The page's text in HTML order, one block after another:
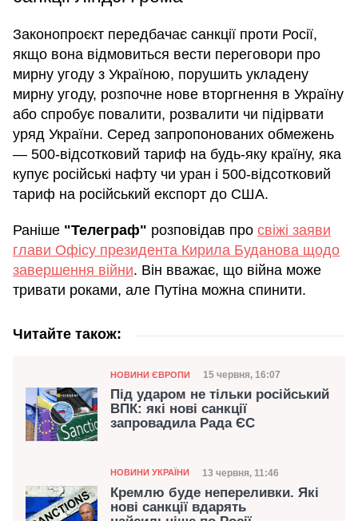
Законопроєкт передбачає санкції проти Росії,
якщо вона відмовиться вести переговори про
мирну угоду з Україною, порушить укладену
мирну угоду, розпочне нове вторгнення в Україну
або спробує повалити, розвалити чи підірвати
уряд України. Серед запропонованих обмежень
— 500-відсотковий тариф на будь-яку країну, яка
купує російські нафту чи уран і 500-відсотковий
тариф на російський експорт до США.
Раніше "Телеграф" розповідав про свіжі заяви
глави Офісу президента Кирила Буданова щодо
завершення війни. Він вважає, що війна може
тривати роками, але Путіна можна спинити.
Читайте також:
Категорія
НОВИНИ ЄВРОПИ Дата публікації
15 червня, 16:07
Під ударом не тільки російський
ВПК: які нові санкції
запровадила Рада ЄС
Категорія
НОВИНИ УКРАЇНИ Дата публікації
13 червня, 11:46
Кремлю буде непереливки. Які
нові санкції вдарять